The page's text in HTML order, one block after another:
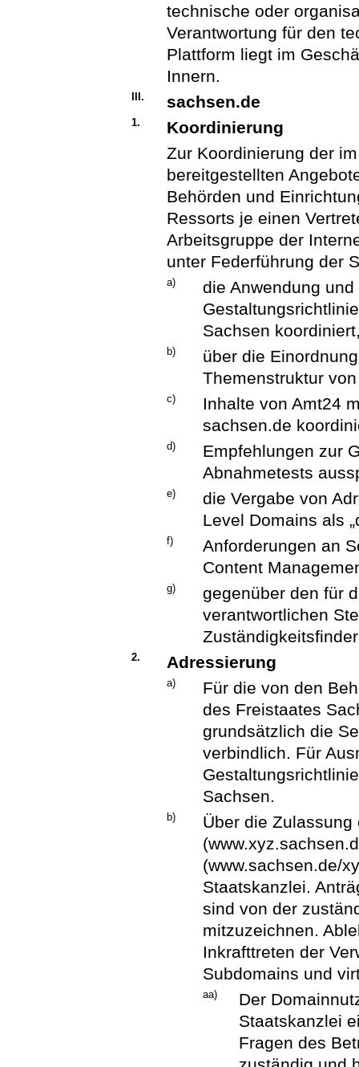
technische oder
Verantwortung für den
Plattform liegt im
Innern.
III. sachsen.de
1.
Koordinierung
Zur Koordinierung der
bereitgestellten
Behörden und
Ressorts je einen
Arbeitsgruppe der
unter Federführung der
a)
die Anwendung
Sachsen
b)
über die
Themenstruktur
c)
Inhalte von Amt24
sachsen.de
d)
Empfehlungen zur
Abnahmetests
e)
die Vergabe von
Level Domains als
f)
Anforderungen an
Content
g)
gegenüber den für
verantwortlichen
2. Adressierung
a)
Für die von den
des Freistaates
grundsätzlich die
verbindlich. Für
Sachsen.
b)
Über die
(www.sachsen.de/
Staatskanzlei.
sind von der
mitzuzeichnen.
Inkrafttreten der
Subdomains und
aa)
Der
Staatskanzlei
Fragen des